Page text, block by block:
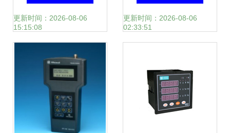
选 仪器仪表
更新时间：2026-08-06
15:15:08
更新时间：2026-08-06
02:33:51